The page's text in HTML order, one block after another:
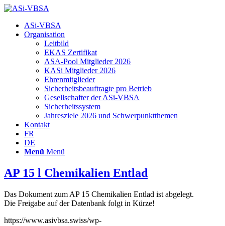
Hauptnavigation
ASi-VBSA
Organisation
Leitbild
EKAS Zertifikat
ASA-Pool Mitglieder 2026
KASi Mitglieder 2026
Ehrenmitglieder
Sicherheitsbeauftragte pro Betrieb
Gesellschafter der ASi-VBSA
Sicherheitssystem
Jahresziele 2026 und Schwerpunktthemen
Kontakt
FR
DE
Menü Menü
AP 15 l Chemikalien Entlad
Das Dokument zum AP 15 Chemikalien Entlad ist abgelegt.
Die Freigabe auf der Datenbank folgt in Kürze!
https://www.asivbsa.swiss/wp-